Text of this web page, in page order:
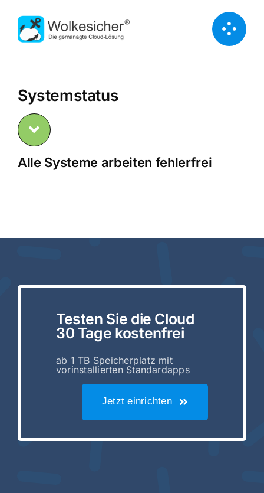
Inhalt
springen
Systemstatus
Alle Systeme arbeiten fehlerfrei
Testen Sie die Cloud
30 Tage kostenfrei
ab 1 TB Speicherplatz mit
vorinstallierten Standardapps
Jetzt einrichten